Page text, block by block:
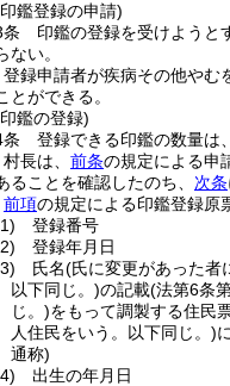
鑑登録の申請)
印鑑の登録を受けようと
ない。
登録申請者が疾病その他やむ
とができる。
鑑の登録)
登録できる印鑑の数量は
村長は、 前条の規定による申
ることを確認したのち、 次条
前項の規定による印鑑登録原
登録番号
登録年月日
氏名(氏に変更があった者
以下同じ。)の記載(法第6条
じ。)をもって調製する住民
人住民をいう。以下同じ。)
通称)
出生の年月日